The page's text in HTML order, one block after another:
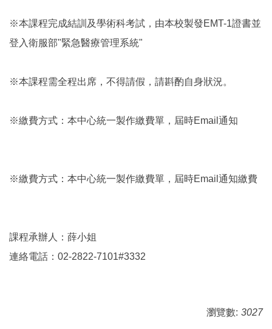
※本課程完成結訓及學術科考試，由本校製發EMT-1證書並
登入衛服部"緊急醫療管理系統"
※本課程需全程出席，不得請假，請斟酌自身狀況。
※繳費方式：本中心統一製作繳費單，屆時Email通知
※繳費方式：本中心統一製作繳費單，屆時Email通知繳費
課程承辦人：薛小姐
連絡電話：02-2822-7101#3332
瀏覽數: 3027